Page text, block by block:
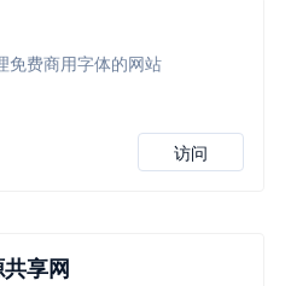
免费商用字体的网站
访问
享网